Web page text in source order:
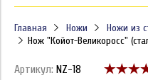
Главная Ножи
Ножи из
Нож "Койот-Великоросс"
Артикул: NZ-18